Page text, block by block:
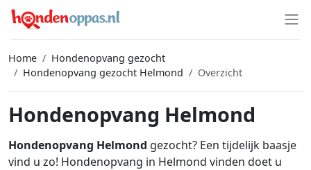
Home
Hondenopvang gezocht
Hondenopvang gezocht Helmond
Overzicht
Hondenopvang Helmond
Hondenopvang Helmond gezocht? Een tijdelijk baasje
vind u zo! Hondenopvang in Helmond vinden doet u